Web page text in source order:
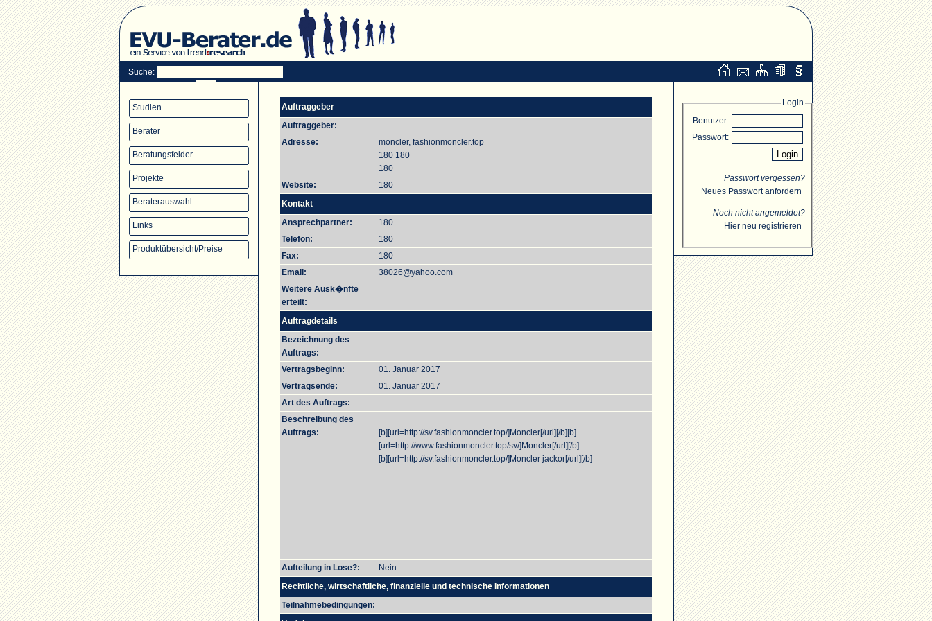
Suche:
Studien
Berater
Beratungsfelder
Projekte
Beraterauswahl
Links
Produktübersicht/Preise
Auftraggeber
Auftraggeber:
Adresse:
moncler, fashionmoncler.top
180 180
180
Website:
180
Kontakt
Ansprechpartner:
180
Telefon:
180
Fax:
180
Email:
38026@yahoo.com
Weitere Ausk�nfte
erteilt:
Auftragdetails
Bezeichnung des
Auftrags:
Vertragsbeginn:
01. Januar 2017
Vertragsende:
01. Januar 2017
Art des Auftrags:
Beschreibung des
Auftrags:
[b][url=http://sv.fashionmoncler.top/]Moncler[/url][/b][b]
[url=http://www.fashionmoncler.top/sv/]Moncler[/url][/b]
[b][url=http://sv.fashionmoncler.top/]Moncler jackor[/url][/b]
Aufteilung in Lose?:
Nein -
Rechtliche, wirtschaftliche, finanzielle und technische Informationen
Teilnahmebedingungen:
Login
Benutzer:
Passwort:
Passwort vergessen?
Neues Passwort anfordern
Noch nicht angemeldet?
Hier neu registrieren